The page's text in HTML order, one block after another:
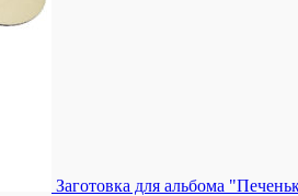
Заготовка для альбома